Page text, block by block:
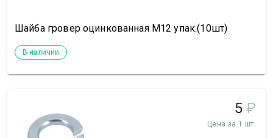
Шайба гровер оцинкованная М12 упак.(10шт)
В наличии
5 ₽
Цена за 1 шт.